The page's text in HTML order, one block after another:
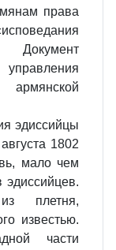
права
эдиссийцы
1802
мало чем
плетня,
известью.
части